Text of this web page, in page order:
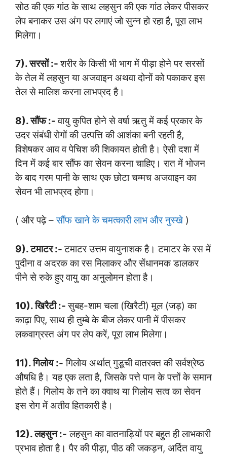
सोठ की एक गांठ के साथ लहसुन की एक गांठ लेकर पीसकर
लेप बनाकर उस अंग पर लगाएं जो सुन्न हो रहा है, पूरा लाभ
मिलेगा।
7). सरसों :-शरीर के किसी भी भाग में पीड़ा होने पर सरसों
के तेल में लहसुन या अजवाइन अथवा दोनों को पकाकर इस
तेल से मालिश करना लाभप्रद है।
8). सौंफ :-वायु कुपित होने से वर्षा ऋतु में कई प्रकार के
उदर संबंधी रोगों की उत्पत्ति की आशंका बनी रहती है,
विशेषकर आव व पेचिश की शिकायत होती है। ऐसी दशा में
दिन में कई बार सौंफ का सेवन करना चाहिए। रात में भोजन
के बाद गरम पानी के साथ एक छोटा चम्मच अजवाइन का
सेवन भी लाभप्रद होगा।
( और पढ़े –सौंफ खाने के चमत्कारी लाभ और नुस्खे )
9). टमाटर :-टमाटर उत्तम वायुनाशक है। टमाटर के रस में
पुदीना व अदरक का रस मिलाकर और सेंधानमक डालकर
पीने से रुके हुए वायु का अनुलोमन होता है।
10). खिरैटी :-सुबह-शाम चला (खिरैटी) मूल (जड़) का
काढ़ा पिए, साथ ही तुम्बे के बीज लेकर पानी में पीसकर
लकवाग्रस्त अंग पर लेप करें, पूरा लाभ मिलेगा।
11). गिलोय :- गिलोय अर्थात् गुडूची वातरक्त की सर्वश्रेष्ठ
औषधि है। यह एक लता है, जिसके पत्ते पान के पत्तों के समान
होते हैं। गिलोय के तने का क्वाथ या गिलोय सत्व का सेवन
इस रोग में अतीव हितकारी है।
12). लहसुन :- लहसुन का वातनाड़ियों पर बहुत ही लाभकारी
प्रभाव होता है। पैर की पीड़ा, पीठ की जकड़न, अर्दित वायु